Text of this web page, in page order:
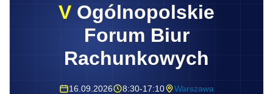
V Ogólnopolskie
Forum Biur
Rachunkowych
16.09.2026 8:30-17:10 Warszawa